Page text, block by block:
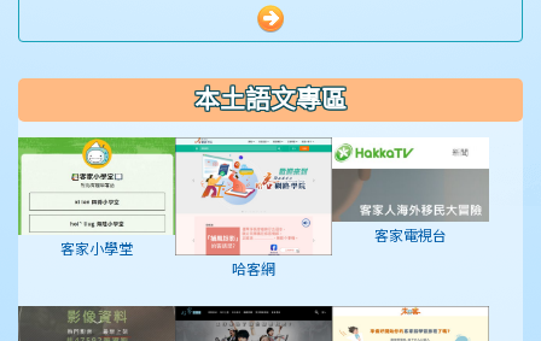
本土語文專區
客家小學堂
哈客網
客家電視台